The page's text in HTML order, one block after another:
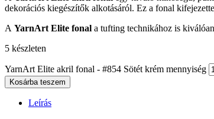
dekorációs kiegészítők alkotásáról. Ez a fonal
A YarnArt Elite fonal a tufting technikához is
5 készleten
YarnArt Elite akril fonal - #854 Sötét krém mennyiség
Kosárba teszem
Leírás